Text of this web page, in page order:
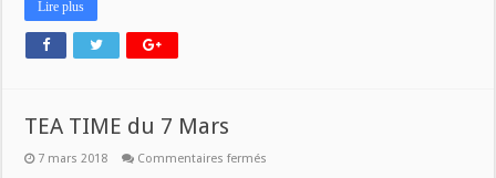
Lire plus
TEA TIME du 7 Mars
7 mars 2018 Commentaires fermés